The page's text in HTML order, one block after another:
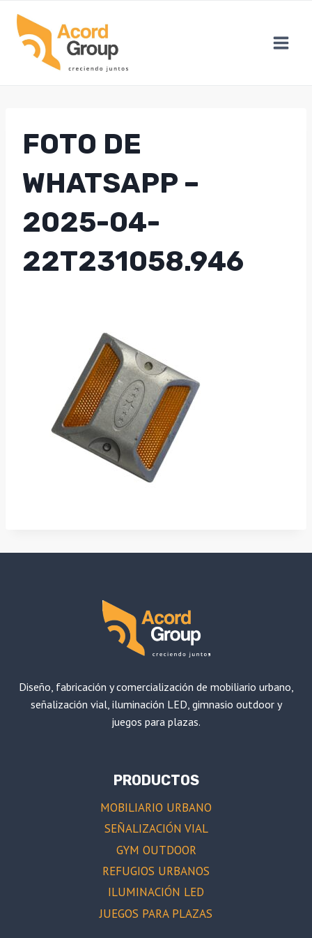
content
FOTO DE
WHATSAPP –
2025-04-
22T231058.946
Diseño, fabricación y comercialización de mobiliario urbano,
señalización vial, iluminación LED, gimnasio outdoor y
juegos para plazas.
PRODUCTOS
MOBILIARIO URBANO
SEÑALIZACIÓN VIAL
GYM OUTDOOR
REFUGIOS URBANOS
ILUMINACIÓN LED
JUEGOS PARA PLAZAS